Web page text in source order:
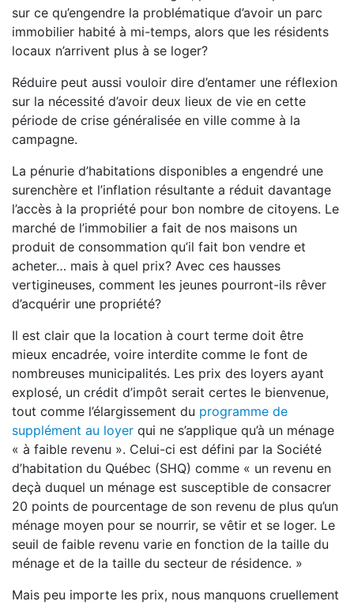
sur ce qu’engendre la problématique d’avoir un parc
immobilier habité à mi-temps, alors que les résidents
locaux n’arrivent plus à se loger?
Réduire peut aussi vouloir dire d’entamer une réflexion
sur la nécessité d’avoir deux lieux de vie en cette
période de crise généralisée en ville comme à la
campagne.
La pénurie d’habitations disponibles a engendré une
surenchère et l’inflation résultante a réduit davantage
l’accès à la propriété pour bon nombre de citoyens. Le
marché de l’immobilier a fait de nos maisons un
produit de consommation qu’il fait bon vendre et
acheter… mais à quel prix? Avec ces hausses
vertigineuses, comment les jeunes pourront-ils rêver
d’acquérir une propriété?
Il est clair que la location à court terme doit être
mieux encadrée, voire interdite comme le font de
nombreuses municipalités. Les prix des loyers ayant
explosé, un crédit d’impôt serait certes le bienvenue,
tout comme l’élargissement du programme de
supplément au loyer qui ne s’applique qu’à un ménage
« à faible revenu ». Celui-ci est défini par la Société
d’habitation du Québec (SHQ) comme « un revenu en
deçà duquel un ménage est susceptible de consacrer
20 points de pourcentage de son revenu de plus qu’un
ménage moyen pour se nourrir, se vêtir et se loger. Le
seuil de faible revenu varie en fonction de la taille du
ménage et de la taille du secteur de résidence. »
Mais peu importe les prix, nous manquons cruellement